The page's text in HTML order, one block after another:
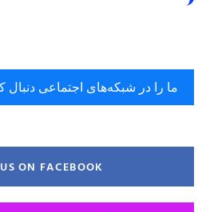
ما را در شبکه‌های اجتماعی دنبال
ON FACEBOOK